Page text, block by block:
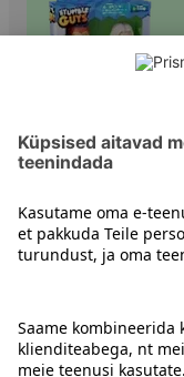
Tegelased ja figuurid
Juhised